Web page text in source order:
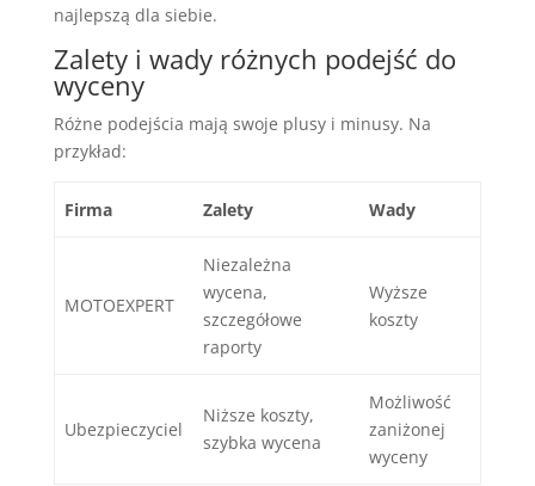
najlepszą dla siebie.
Zalety i wady różnych podejść do
wyceny
Różne podejścia mają swoje plusy i minusy. Na
przykład:
Firma Zalety Wady
MOTOEXPERT
Niezależna
wycena,
szczegółowe
raporty
Wyższe
koszty
Ubezpieczyciel
Niższe koszty,
szybka wycena
Możliwość
zaniżonej
wyceny